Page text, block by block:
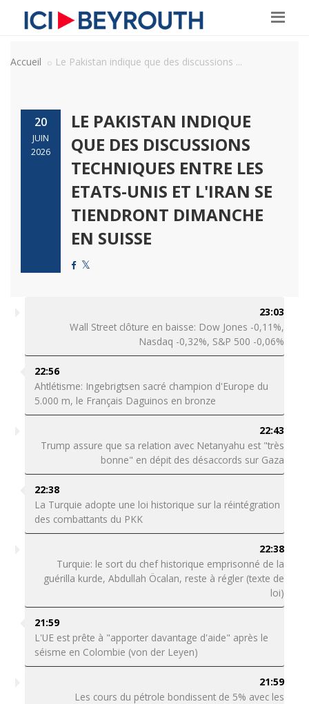
Accueil Le Pakistan indique que des discussions ...
20
JUIN
2026
LE PAKISTAN INDIQUE
QUE DES DISCUSSIONS
TECHNIQUES ENTRE LES
ETATS-UNIS ET L'IRAN SE
TIENDRONT DIMANCHE
EN SUISSE
23:03
Wall Street clôture en baisse: Dow Jones -0,11%,
Nasdaq -0,32%, S&P 500 -0,06%
22:56
Ahtlétisme: Ingebrigtsen sacré champion d'Europe du
5.000 m, le Français Daguinos en bronze
22:43
Trump assure que sa relation avec Netanyahu est "très
bonne" en dépit des désaccords sur Gaza
22:38
La Turquie adopte une loi historique sur la réintégration
des combattants du PKK
22:38
Turquie: le sort du chef historique emprisonné de la
guérilla kurde, Abdullah Öcalan, reste à régler (texte de
loi)
21:59
L'UE est prête à "apporter davantage d'aide" après le
séisme en Colombie (von der Leyen)
21:59
Les cours du pétrole bondissent de 5% avec les